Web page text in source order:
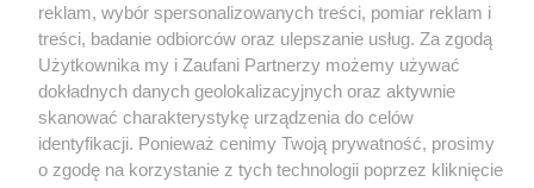
reklam, wybór spersonalizowanych treści, pomiar reklam i
treści, badanie odbiorców oraz ulepszanie usług. Za zgodą
Użytkownika my i Zaufani Partnerzy możemy używać
dokładnych danych geolokalizacyjnych oraz aktywnie
skanować charakterystykę urządzenia do celów
identyfikacji. Ponieważ cenimy Twoją prywatność, prosimy
o zgodę na korzystanie z tych technologii poprzez kliknięcie